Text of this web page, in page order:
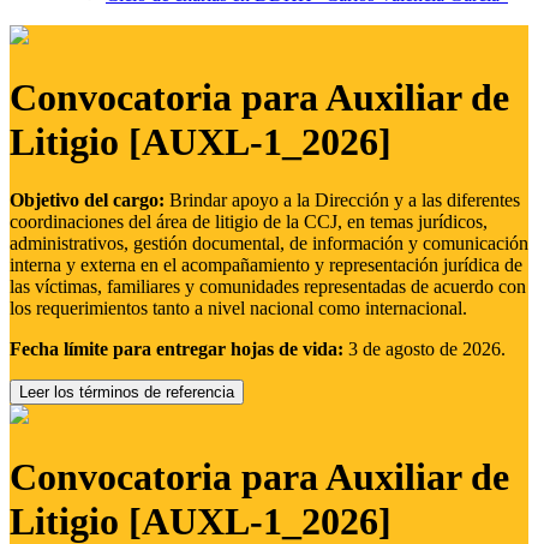
Convocatoria para Auxiliar de
Litigio [AUXL-1_2026]
Objetivo del cargo: Brindar apoyo a la Dirección y a las diferentes
coordinaciones del área de litigio de la CCJ, en temas jurídicos,
administrativos, gestión documental, de información y comunicación
interna y externa en el acompañamiento y representación jurídica de
las víctimas, familiares y comunidades representadas de acuerdo con
los requerimientos tanto a nivel nacional como internacional.
Fecha límite para entregar hojas de vida: 3 de agosto de 2026.
Leer los términos de referencia
Convocatoria para Auxiliar de
Litigio [AUXL-1_2026]